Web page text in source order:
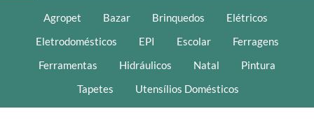
Agropet Bazar Brinquedos
Elétricos
Eletrodomésticos
EPI Escolar
Ferragens
Ferramentas
Hidráulicos Natal
Pintura
Tapetes
Utensílios Domésticos